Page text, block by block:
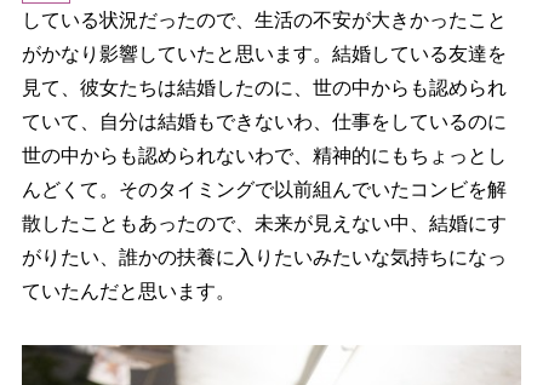
している状況だったので、生活の不安が大きかったこと
がかなり影響していたと思います。結婚している友達を
見て、彼女たちは結婚したのに、世の中からも認められ
ていて、自分は結婚もできないわ、仕事をしているのに
世の中からも認められないわで、精神的にもちょっとし
んどくて。そのタイミングで以前組んでいたコンビを解
散したこともあったので、未来が見えない中、結婚にす
がりたい、誰かの扶養に入りたいみたいな気持ちになっ
ていたんだと思います。